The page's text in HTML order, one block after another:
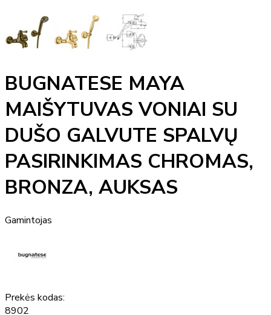
BUGNATESE MAYA
MAIŠYTUVAS VONIAI SU
DUŠO GALVUTE SPALVŲ
PASIRINKIMAS CHROMAS,
BRONZA, AUKSAS
Gamintojas
Prekės kodas:
8902